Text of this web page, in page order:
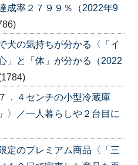
成率２７９９％（2022年9
犬の気持ちが分かる〈「イ
」と「体」が分かる（2022
．４センチの小型冷蔵庫
〉／一人暮らしや２台目に
定のプレミアム商品〈「三